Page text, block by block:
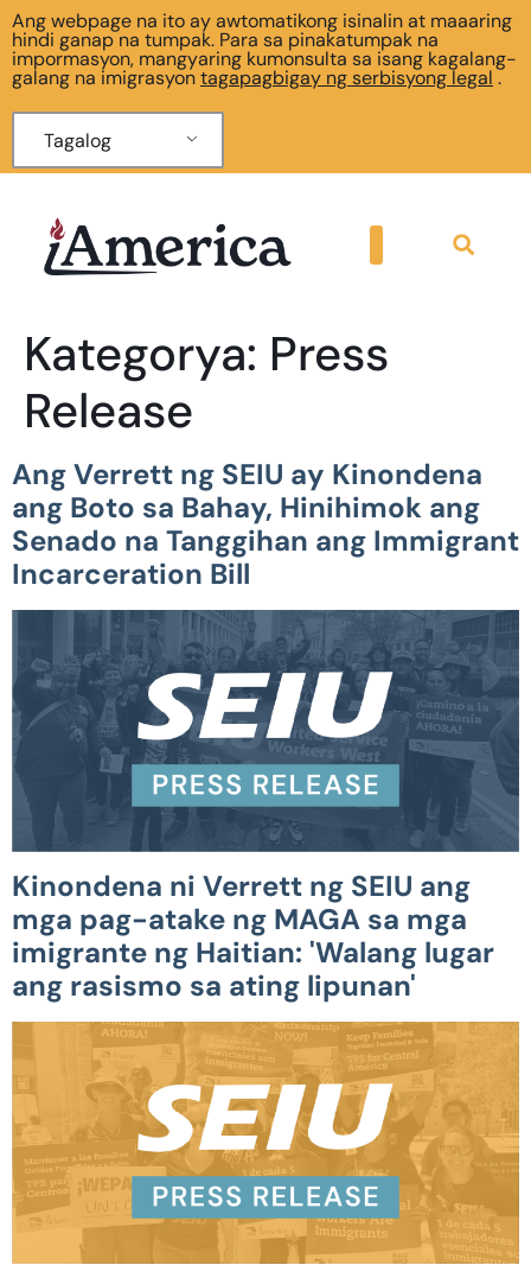
Ang webpage na ito ay awtomatikong isinalin at maaaring
hindi ganap na tumpak. Para sa pinakatumpak na
impormasyon, mangyaring kumonsulta sa isang kagalang-
galang na imigrasyontagapagbigay ng serbisyong legal .
Tagalog
Kategorya: Press
Release
Ang Verrett ng SEIU ay Kinondena
ang Boto sa Bahay, Hinihimok ang
Senado na Tanggihan ang Immigrant
Incarceration Bill
Kinondena ni Verrett ng SEIU ang
mga pag-atake ng MAGA sa mga
imigrante ng Haitian: 'Walang lugar
ang rasismo sa ating lipunan'